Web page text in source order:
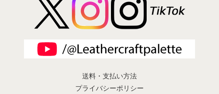
送料・支払い方法
プライバシーポリシー